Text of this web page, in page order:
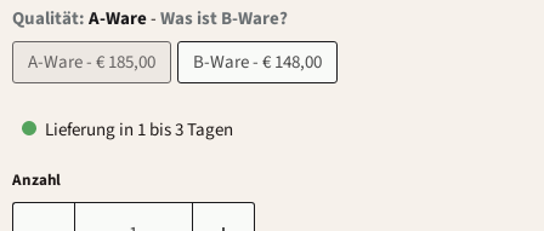
Qualität:A-Ware-Was ist B-Ware?
A-Ware - € 185,00
B-Ware - € 148,00
Lieferung in 1 bis 3 Tagen
Anzahl